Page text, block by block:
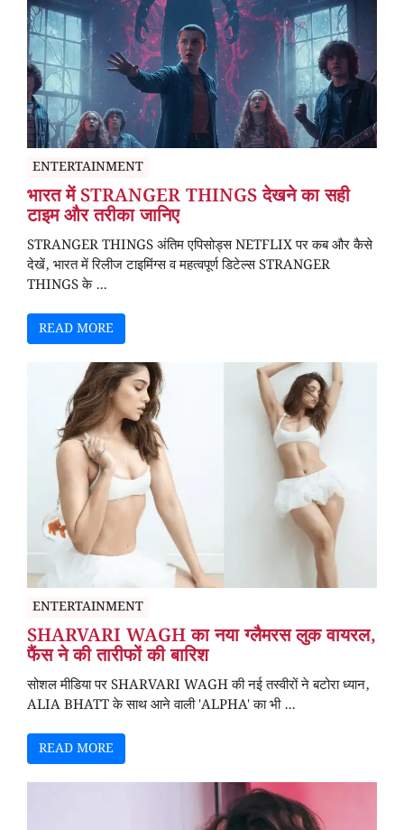
ENTERTAINMENT
भारत में STRANGER THINGS देखने का सही
टाइम और तरीका जानिए
STRANGER THINGS अंतिम एपिसोड्स NETFLIX पर कब और कैसे
देखें, भारत में रिलीज टाइमिंग्स व महत्वपूर्ण डिटेल्स STRANGER
THINGS के ...
READ MORE
ENTERTAINMENT
SHARVARI WAGH का नया ग्लैमरस लुक वायरल,
फैंस ने की तारीफों की बारिश
सोशल मीडिया पर SHARVARI WAGH की नई तस्वीरों ने बटोरा ध्यान,
ALIA BHATT के साथ आने वाली 'ALPHA' का भी ...
READ MORE